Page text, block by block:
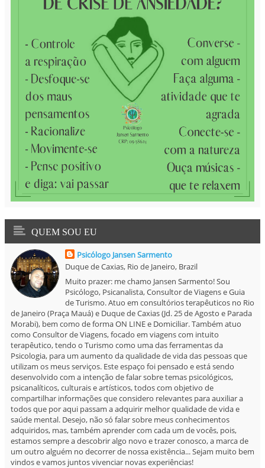
QUEM SOU EU
Psicólogo Jansen Sarmento
Duque de Caxias, Rio de Janeiro, Brazil
Muito prazer: me chamo Jansen Sarmento! Sou
Psicólogo, Psicanalista, Consultor de Viagens e Guia
de Turismo. Atuo em consultórios terapêuticos no Rio
de Janeiro (Praça Mauá) e Duque de Caxias (Jd. 25 de Agosto e Parada
Morabi), bem como de forma ON LINE e Domiciliar. Também atuo
como Consultor de Viagens, focado em viagens com intuito
terapêutico, tendo o Turismo como uma das ferramentas da
Psicologia, para um aumento da qualidade de vida das pessoas que
utilizam os meus serviços. Este espaço foi pensado e está sendo
desenvolvido com a intenção de falar sobre temas psicológicos,
psicanalíticos, culturais e artísticos, todos com objetivo de
compartilhar informações que considero relevantes para auxiliar a
todos que por aqui passam a adquirir melhor qualidade de vida e
saúde mental. Desejo, não só falar sobre meus conhecimentos
adquiridos, mas, também aprender com cada um de vocês, pois,
estamos sempre a descobrir algo novo e trazer conosco, a marca de
um outro alguém no decorrer de nossa existência... Sejam muito bem
vindos e vamos juntos vivenciar novas experiências!